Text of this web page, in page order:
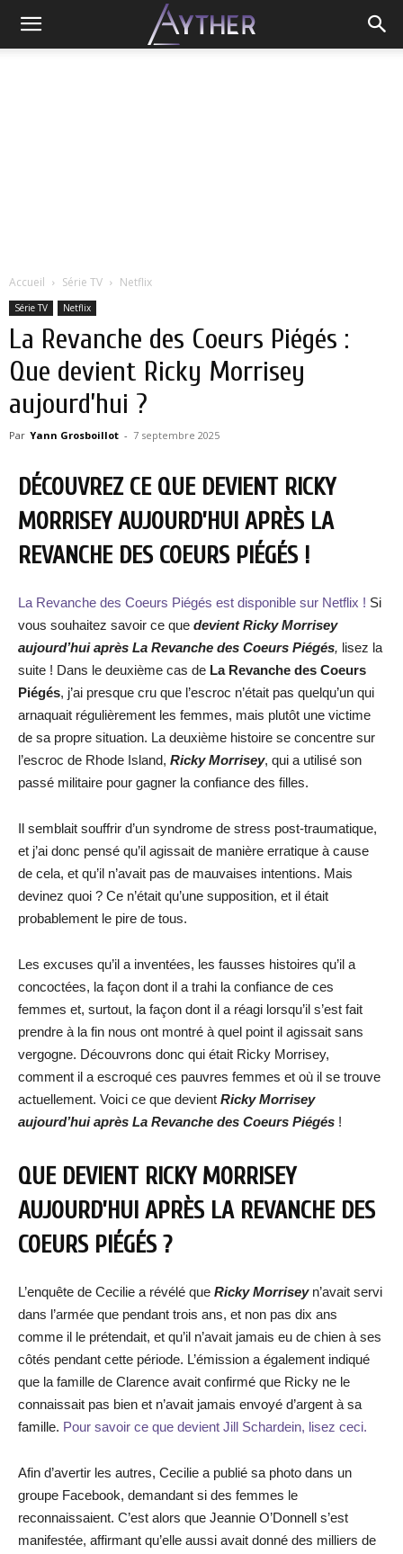
Accueil Série TV Netflix
Série TV Netflix
La Revanche des Coeurs Piégés :
Que devient Ricky Morrisey
aujourd’hui ?
Par Yann Grosboillot - 7 septembre 2025
DÉCOUVREZ CE QUE DEVIENT RICKY
MORRISEY AUJOURD’HUI APRÈS LA
REVANCHE DES COEURS PIÉGÉS !
La Revanche des Coeurs Piégés est disponible sur Netflix ! Si
vous souhaitez savoir ce que devient Ricky Morrisey
aujourd’hui après La Revanche des Coeurs Piégés, lisez la
suite ! Dans le deuxième cas de La Revanche des Coeurs
Piégés, j’ai presque cru que l’escroc n’était pas quelqu’un qui
arnaquait régulièrement les femmes, mais plutôt une victime
de sa propre situation. La deuxième histoire se concentre sur
l’escroc de Rhode Island, Ricky Morrisey, qui a utilisé son
passé militaire pour gagner la confiance des filles.
Il semblait souffrir d’un syndrome de stress post-traumatique,
et j’ai donc pensé qu’il agissait de manière erratique à cause
de cela, et qu’il n’avait pas de mauvaises intentions. Mais
devinez quoi ? Ce n’était qu’une supposition, et il était
probablement le pire de tous.
Les excuses qu’il a inventées, les fausses histoires qu’il a
concoctées, la façon dont il a trahi la confiance de ces
femmes et, surtout, la façon dont il a réagi lorsqu’il s’est fait
prendre à la fin nous ont montré à quel point il agissait sans
vergogne. Découvrons donc qui était Ricky Morrisey,
comment il a escroqué ces pauvres femmes et où il se trouve
actuellement. Voici ce que devient Ricky Morrisey
aujourd’hui après La Revanche des Coeurs Piégés !
QUE DEVIENT RICKY MORRISEY
AUJOURD’HUI APRÈS LA REVANCHE DES
COEURS PIÉGÉS ?
L’enquête de Cecilie a révélé que Ricky Morriseyn’avait servi
dans l’armée que pendant trois ans, et non pas dix ans
comme il le prétendait, et qu’il n’avait jamais eu de chien à ses
côtés pendant cette période. L’émission a également indiqué
que la famille de Clarence avait confirmé que Ricky ne le
connaissait pas bien et n’avait jamais envoyé d’argent à sa
famille. Pour savoir ce que devient Jill Schardein, lisez ceci.
Afin d’avertir les autres, Cecilie a publié sa photo dans un
groupe Facebook, demandant si des femmes le
reconnaissaient. C’est alors que Jeannie O’Donnell s’est
manifestée, affirmant qu’elle aussi avait donné des milliers de